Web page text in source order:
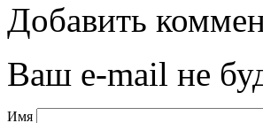
Добавить
Ваш e-mail не
Имя